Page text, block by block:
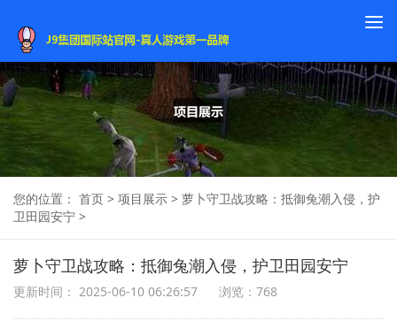
您的位置： 首页 > 项目展示 > 萝卜守卫战攻略：抵御兔潮入侵，护
卫田园安宁 >
萝卜守卫战攻略：抵御兔潮入侵，护卫田园安宁
更新时间： 2025-06-10 06:26:57 浏览：768